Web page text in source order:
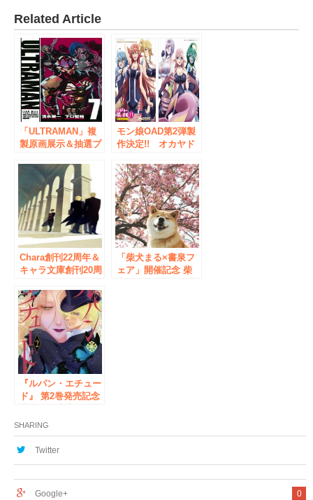
Related Article
「ULTRAMAN」複
製原画展示＆抽選プ
12/29（火）～
「ULTRAMAN」7巻
出版記念フェアを開
催！
モン娘OAD第2弾製
作決定!! オカヤド
11月10日～14日抽選
券配布
Chara創刊22周年＆
キャラ文庫創刊20周
7/1（土）樋口美沙
緒先生サイン会 秋
葉原・書泉ブックタ
ワーにて開催！
「柴犬まる×書泉フ
ェア」開催記念 柴
『ルパン・エチュー
ド』 第2巻発売記念
会＆フェア書泉ブッ
クタワーにて開催決
定！！
SHARING
Twitter
0
Google+